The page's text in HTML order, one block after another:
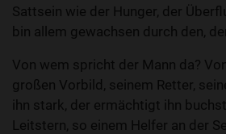
Sattsein wie der Hunger, der
bin allem gewachsen durch den,
Von wem spricht der Mann da?
großen Vorbild, seinem Retter,
ihn stark, der ermächtigt ihn
Leitstern, so einem Helfer an der